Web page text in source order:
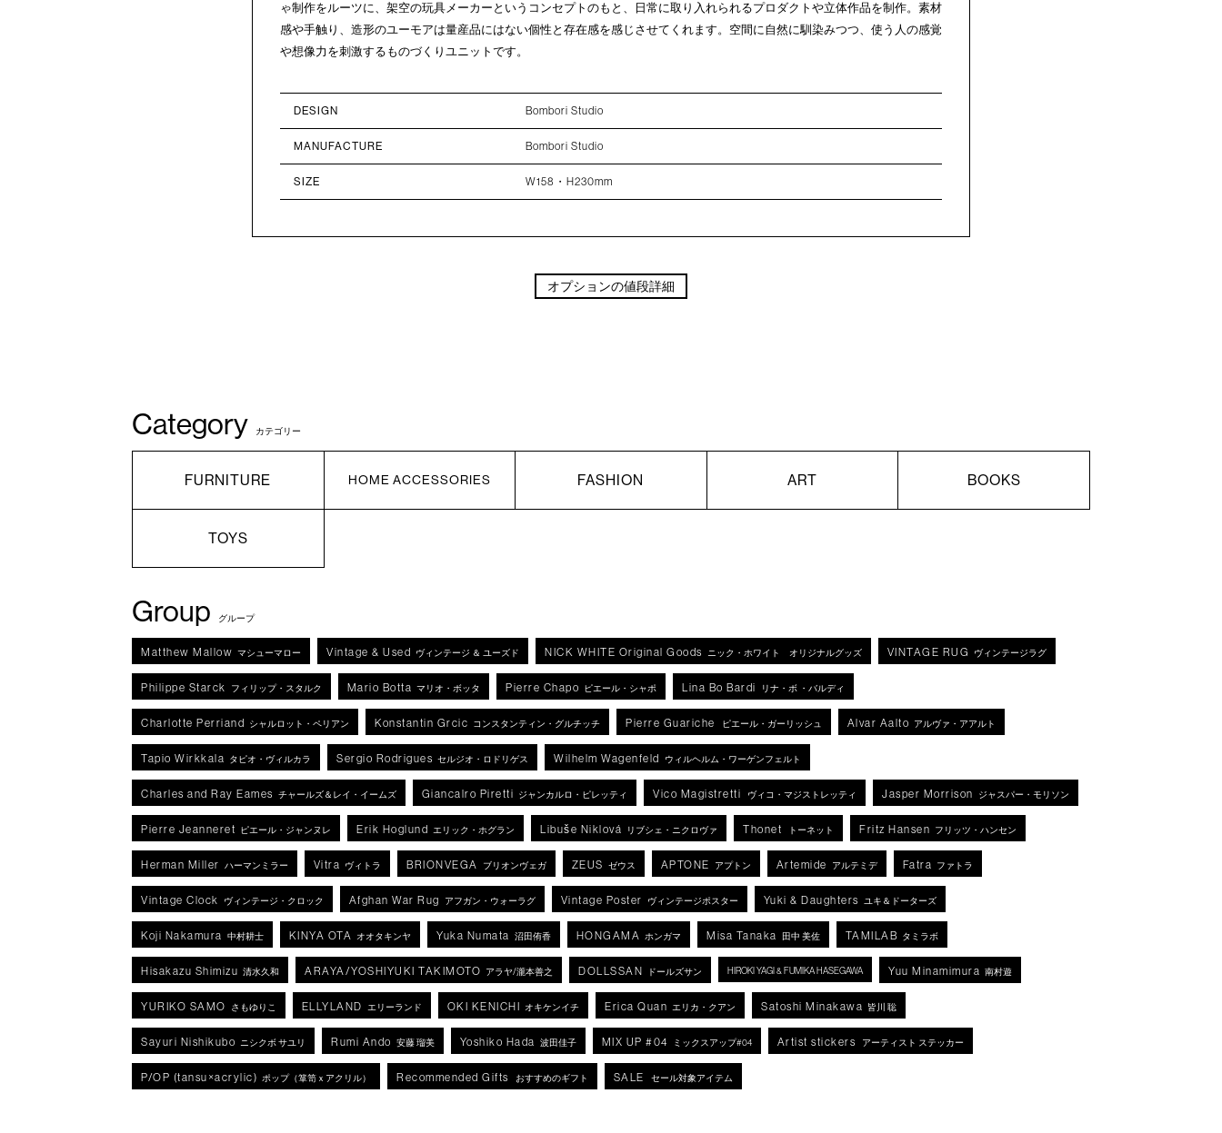
ゃ制作をルーツに、架空の玩具メーカーというコンセプトのもと、日常に取り入れられるプロダクトや立体作品を制作。素材
感や手触り、造形のユーモアは量産品にはない個性と存在感を感じさせてくれます。空間に自然に馴染みつつ、使う人の感覚
や想像力を刺激するものづくりユニットです。
DESIGN Bombori Studio
MANUFACTURE Bombori Studio
SIZE W158・H230mm
オプションの値段詳細
Category カテゴリー
FURNITURE HOME ACCESSORIES FASHION ART BOOKS
TOYS
Group グループ
Matthew Mallow マシューマロー Vintage & Used ヴィンテージ ＆ ユーズド NICK WHITE Original Goods ニック・ホワイト オリジナルグッズ VINTAGE RUG ヴィンテージラグ
Philippe Starck フィリップ・スタルク Mario Botta マリオ・ボッタ Pierre Chapo ピエール・シャポ Lina Bo Bardi リナ・ボ ・バルディ
Charlotte Perriand シャルロット・ペリアン Konstantin Grcic コンスタンティン・グルチッチ Pierre Guariche ピエール・ガーリッシュ Alvar Aalto アルヴァ・アアルト
Tapio Wirkkala タピオ・ヴィルカラ Sergio Rodrigues セルジオ・ロドリゲス Wilhelm Wagenfeld ウィルヘルム・ワーゲンフェルト
Charles and Ray Eames チャールズ＆レイ・イームズ Giancalro Piretti ジャンカルロ・ピレッティ Vico Magistretti ヴィコ・マジストレッティ Jasper Morrison ジャスパー・モリソン
Pierre Jeanneret ピエール・ジャンヌレ Erik Hoglund エリック・ホグラン Libuše Niklová リブシェ・ニクロヴァ Thonet トーネット Fritz Hansen フリッツ・ハンセン
Herman Miller ハーマンミラー Vitra ヴィトラ BRIONVEGA ブリオンヴェガ ZEUS ゼウス APTONE アプトン Artemide アルテミデ Fatra ファトラ
Vintage Clock ヴィンテージ・クロック Afghan War Rug アフガン・ウォーラグ Vintage Poster ヴィンテージポスター Yuki & Daughters ユキ＆ドーターズ
Koji Nakamura 中村耕士 KINYA OTA オオタキンヤ Yuka Numata 沼田侑香 HONGAMA ホンガマ Misa Tanaka 田中 美佐 TAMILAB タミラボ
Hisakazu Shimizu 清水久和 ARAYA/YOSHIYUKI TAKIMOTO アラヤ/瀧本善之 DOLLSSAN ドールズサン HIROKI YAGI & FUMIKA HASEGAWA Yuu Minamimura 南村遊
YURIKO SAMO さもゆりこ ELLYLAND エリーランド OKI KENICHI オキケンイチ Erica Quan エリカ・クアン Satoshi Minakawa 皆川 聡
Sayuri Nishikubo ニシクボ サユリ Rumi Ando 安藤 瑠美 Yoshiko Hada 波田佳子 MIX UP #04 ミックスアップ#04 Artist stickers アーティスト ステッカー
P/OP (tansu×acrylic) ポップ（箪笥ｘアクリル） Recommended Gifts おすすめのギフト SALE セール対象アイテム